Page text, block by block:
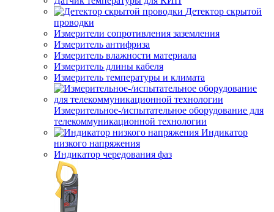
Детектор скрытой
проводки
Измерители сопротивления заземления
Измеритель антифриза
Измеритель влажности материала
Измеритель длины кабеля
Измеритель температуры и климата
Измерительное-/испытательное оборудование для
телекоммуникационной технологии
Индикатор
низкого напряжения
Индикатор чередования фаз